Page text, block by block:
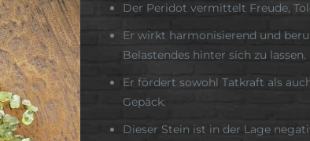
Der Peridot vermittelt Freude,
Er wirkt harmonisierend und
Belastendes hinter sich zu lassen.
Er fördert sowohl Tatkraft als
Gepäck.
Dieser Stein ist in der Lage